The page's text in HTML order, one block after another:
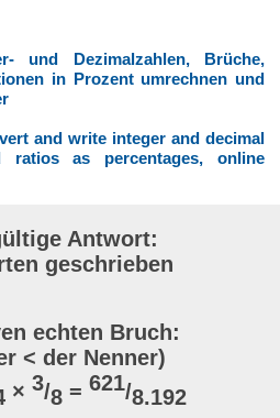
und Dezimalzahlen, Brüche,
in Prozent umrechnen und
and write integer and decimal
ratios as percentages, online
Antwort:
geschrieben
echten Bruch:
< der Nenner)
× 3/8 = 621/8.192